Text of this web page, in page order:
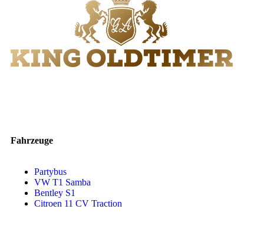
Fahrzeuge
Partybus
VW T1 Samba
Bentley S1
Citroen 11 CV Traction